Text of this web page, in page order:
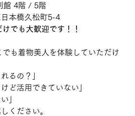
館 4階 / 5階
本橋久松町5-4
けでも大歓迎です！！
でも着物美人を体験していただけ
るの？」
ど活用できていない」
」
ください。